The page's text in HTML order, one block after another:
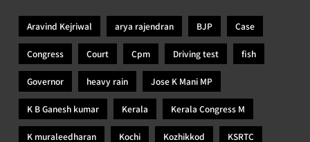
Aravind Kejriwal arya rajendran BJP Case
Congress Court Cpm Driving test fish
Governor heavy rain Jose K Mani MP
K B Ganesh kumar Kerala Kerala Congress M
K muraleedharan Kochi Kozhikkod KSRTC